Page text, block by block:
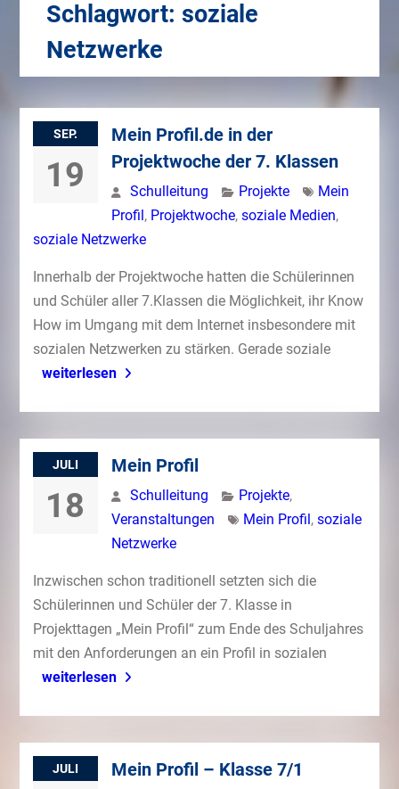
Schlagwort: soziale
Netzwerke
SEP.
19
Mein Profil.de in der
Projektwoche der 7. Klassen
Schulleitung Projekte
Mein
Profil, Projektwoche, soziale Medien,
soziale Netzwerke
Innerhalb der Projektwoche hatten die Schülerinnen
und Schüler aller 7.Klassen die Möglichkeit, ihr Know
How im Umgang mit dem Internet insbesondere mit
sozialen Netzwerken zu stärken. Gerade soziale
weiterlesen
JULI
18
Mein Profil
Schulleitung Projekte,
Veranstaltungen
Mein Profil, soziale
Netzwerke
Inzwischen schon traditionell setzten sich die
Schülerinnen und Schüler der 7. Klasse in
Projekttagen „Mein Profil“ zum Ende des Schuljahres
mit den Anforderungen an ein Profil in sozialen
weiterlesen
JULI Mein Profil – Klasse 7/1